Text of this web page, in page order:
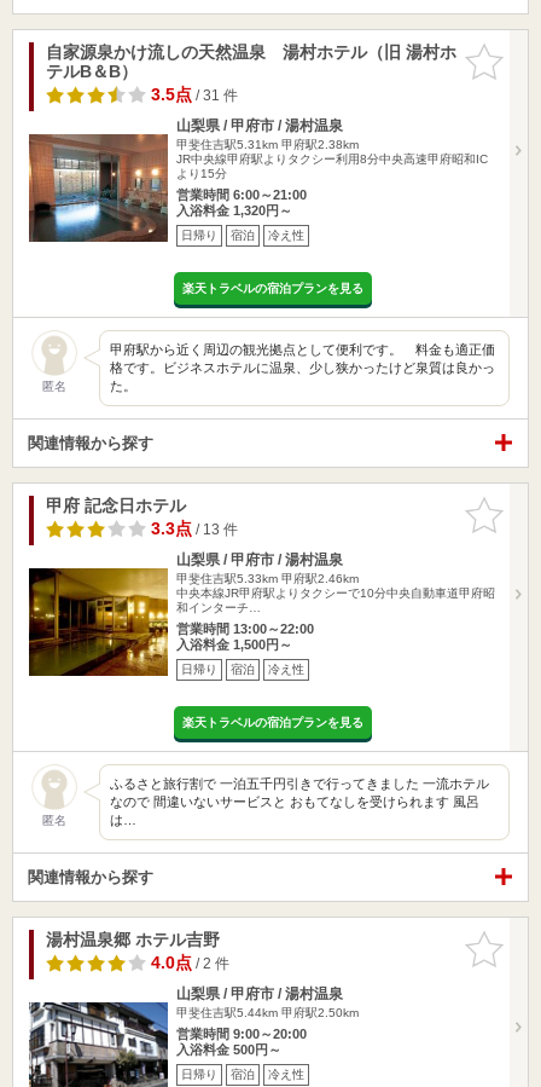
お気に入
りに追加
自家源泉かけ流しの天然温泉 湯村ホテル（旧 湯村ホ
テルB＆B）
3.5点/ 31 件
山梨県 / 甲府市 / 湯村温泉
甲斐住吉駅5.31km 甲府駅2.38km
JR中央線甲府駅よりタクシー利用8分中央高速甲府昭和IC
より15分
営業時間 6:00～21:00
入浴料金 1,320円～
日帰り 宿泊 冷え性
楽天トラベルの宿泊プランを見る
匿名
甲府駅から近く周辺の観光拠点として便利です。 料金も適正価
格です。ビジネスホテルに温泉、少し狭かったけど泉質は良かっ
た。
関連情報から探す
お気に入
りに追加
甲府 記念日ホテル
3.3点/ 13 件
山梨県 / 甲府市 / 湯村温泉
甲斐住吉駅5.33km 甲府駅2.46km
中央本線JR甲府駅よりタクシーで10分中央自動車道甲府昭
和インターチ…
営業時間 13:00～22:00
入浴料金 1,500円～
日帰り 宿泊 冷え性
楽天トラベルの宿泊プランを見る
匿名
ふるさと旅行割で 一泊五千円引きで行ってきました 一流ホテル
なので 間違いないサービスと おもてなしを受けられます 風呂
は…
関連情報から探す
お気に入
りに追加
湯村温泉郷 ホテル吉野
4.0点/ 2 件
山梨県 / 甲府市 / 湯村温泉
甲斐住吉駅5.44km 甲府駅2.50km
営業時間 9:00～20:00
入浴料金 500円～
日帰り 宿泊 冷え性